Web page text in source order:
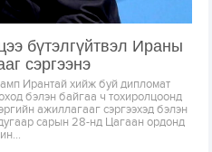
бүтэлгүйтвэл Ираны
сэргээнэ
Ирантай хийж буй дипломат
бэлэн байгаа ч тохиролцоонд
ажиллагааг сэргээхэд бэлэн
сарын 28-нд Цагаан ордонд